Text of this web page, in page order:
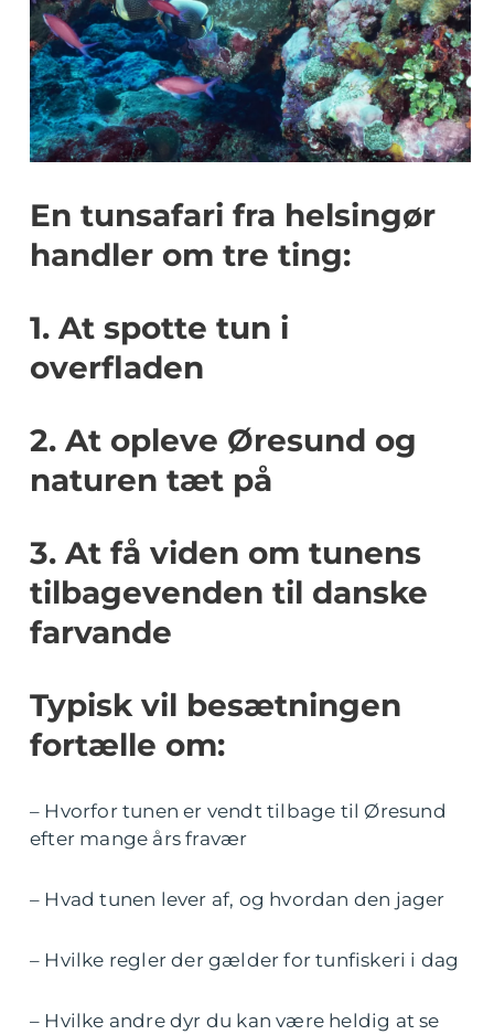
En tunsafari fra helsingør
handler om tre ting:
1. At spotte tun i
overfladen
2. At opleve Øresund og
naturen tæt på
3. At få viden om tunens
tilbagevenden til danske
farvande
Typisk vil besætningen
fortælle om:
– Hvorfor tunen er vendt tilbage til Øresund
efter mange års fravær
– Hvad tunen lever af, og hvordan den jager
– Hvilke regler der gælder for tunfiskeri i dag
– Hvilke andre dyr du kan være heldig at se